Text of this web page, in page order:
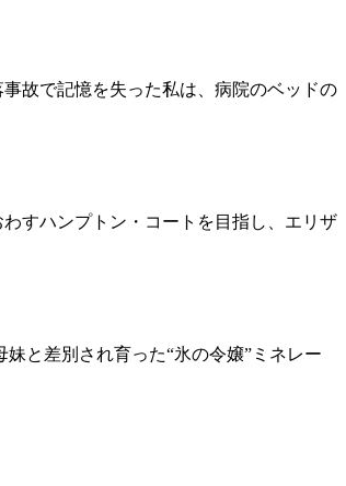
故で記憶を失った私は、病院のベッドの
すハンプトン・コートを目指し、エリザ
と差別され育った“氷の令嬢”ミネレー